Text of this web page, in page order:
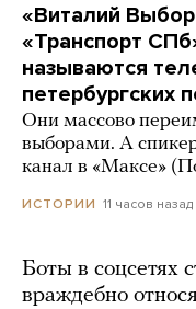
«Виталий
«Транспорт
называются
петербургских
Они массово
выборами. А
канал в «Максе»
ИСТОРИИ 11 часов назад
Боты в соцсетях
враждебно